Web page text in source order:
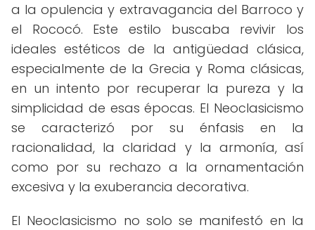
a la opulencia y extravagancia del Barroco y
el Rococó. Este estilo buscaba revivir los
ideales estéticos de la antigüedad clásica,
especialmente de la Grecia y Roma clásicas,
en un intento por recuperar la pureza y la
simplicidad de esas épocas. El Neoclasicismo
se caracterizó por su énfasis en la
racionalidad, la claridad y la armonía, así
como por su rechazo a la ornamentación
excesiva y la exuberancia decorativa.
El Neoclasicismo no solo se manifestó en la